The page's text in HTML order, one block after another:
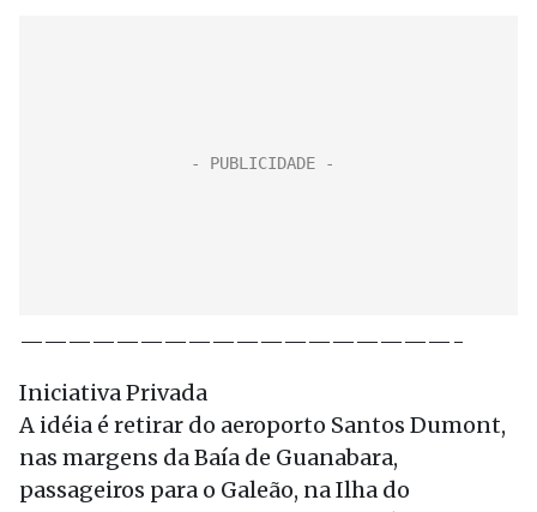
——————————————————-
Iniciativa Privada
A idéia é retirar do aeroporto Santos Dumont,
nas margens da Baía de Guanabara,
passageiros para o Galeão, na Ilha do